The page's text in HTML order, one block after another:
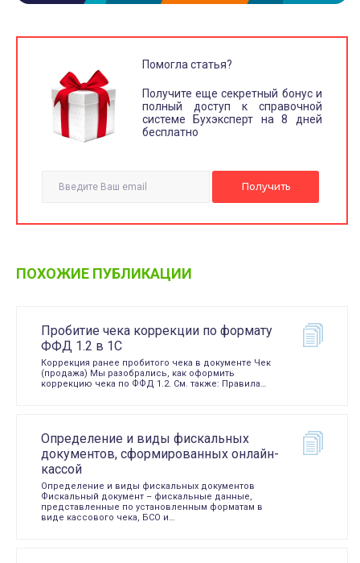
Помогла статья?
Получите еще секретный бонус и
полный доступ к справочной
системе Бухэксперт на 8 дней
бесплатно
ПОХОЖИЕ ПУБЛИКАЦИИ
Пробитие чека коррекции по формату
ФФД 1.2 в 1С
Коррекция ранее пробитого чека в документе Чек
(продажа) Мы разобрались, как оформить
коррекцию чека по ФФД 1.2. См. также: Правила…
Определение и виды фискальных
документов, сформированных онлайн-
кассой
Определение и виды фискальных документов
Фискальный документ – фискальные данные,
представленные по установленным форматам в
виде кассового чека, БСО и…